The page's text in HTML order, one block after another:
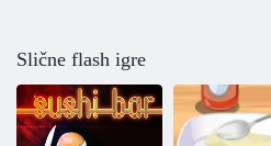
Slične flash igre